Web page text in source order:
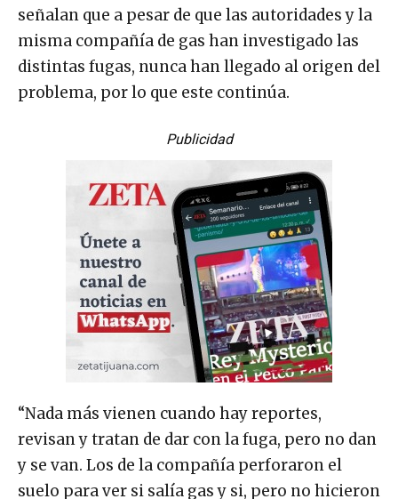
señalan que a pesar de que las autoridades y la
misma compañía de gas han investigado las
distintas fugas, nunca han llegado al origen del
problema, por lo que este continúa.
Publicidad
“Nada más vienen cuando hay reportes,
revisan y tratan de dar con la fuga, pero no dan
y se van. Los de la compañía perforaron el
suelo para ver si salía gas y si, pero no hicieron